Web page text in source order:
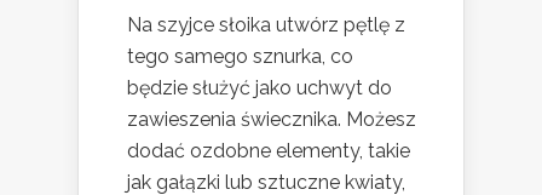
Na szyjce słoika utwórz pętlę z
tego samego sznurka, co
będzie służyć jako uchwyt do
zawieszenia świecznika. Możesz
dodać ozdobne elementy, takie
jak gałązki lub sztuczne kwiaty,